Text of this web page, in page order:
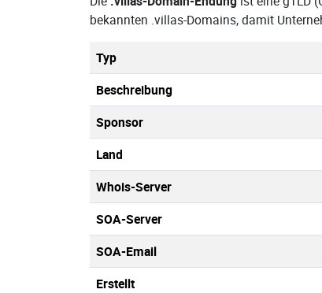
bekannten .villas-Domains, damit
Typ
Beschreibung
Sponsor
Land
Whois-Server
SOA-Server
SOA-Email
Erstellt